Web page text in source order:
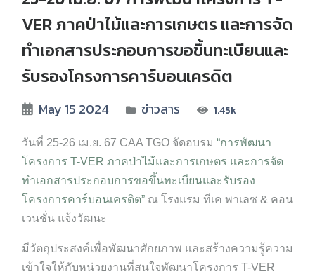
VER ภาคป่าไม้และการเกษตร และการจัด
ทำเอกสารประกอบการขอขึ้นทะเบียนและ
รับรองโครงการคาร์บอนเครดิต
May 15 2024 ข่าวสาร 1.45k
วันที่ 25-26 เม.ย. 67 CAA TGO จัดอบรม “การพัฒนา
โครงการ T-VER ภาคป่าไม้และการเกษตร และการจัด
ทำเอกสารประกอบการขอขึ้นทะเบียนและรับรอง
โครงการคาร์บอนเครดิต” ณ โรงแรม ทีเค พาเลซ & คอน
เวนชั่น แจ้งวัฒนะ
มีวัตถุประสงค์เพื่อพัฒนาศักยภาพ และสร้างความรู้ความ
เข้าใจให้กับหน่วยงานที่สนใจพัฒนาโครงการ T-VER